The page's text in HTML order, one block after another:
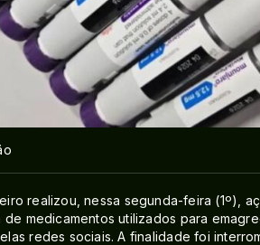
realizou, nessa segunda-feira (1º),
medicamentos utilizados para
redes sociais. A finalidade foi